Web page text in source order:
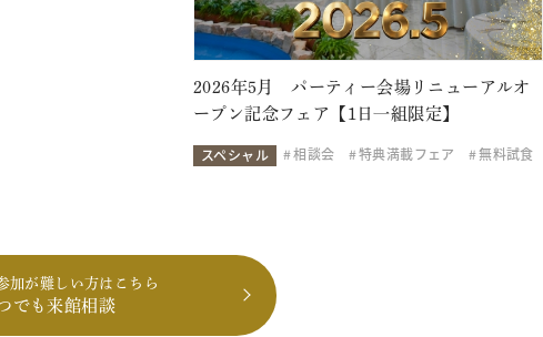
2026年5月 パーティー会場リニューアルオ
ープン記念フェア【1日一組限定】
スペシャル 相談会 特典満載フェア 無料試食
加が難しい方はこちら
でも来館相談